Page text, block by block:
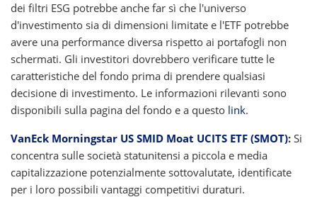
dei filtri ESG potrebbe anche far sì che l'universo
d'investimento sia di dimensioni limitate e l'ETF potrebbe
avere una performance diversa rispetto ai portafogli non
schermati. Gli investitori dovrebbero verificare tutte le
caratteristiche del fondo prima di prendere qualsiasi
decisione di investimento. Le informazioni rilevanti sono
disponibili sulla pagina del fondo e a questo link.
VanEck Morningstar US SMID Moat UCITS ETF (SMOT): Si
concentra sulle società statunitensi a piccola e media
capitalizzazione potenzialmente sottovalutate, identificate
per i loro possibili vantaggi competitivi duraturi.